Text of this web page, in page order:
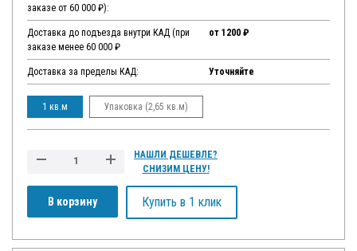
заказе от 60 000 ₽):
Доставка до подъезда внутри КАД (при
заказе менее 60 000 ₽
от 1200 ₽
Доставка за пределы КАД: Уточняйте
1 кв.м Упаковка (2,65 кв.м)
В корзину
НАШЛИ ДЕШЕВЛЕ?
СНИЗИМ ЦЕНУ!
Купить в 1 клик